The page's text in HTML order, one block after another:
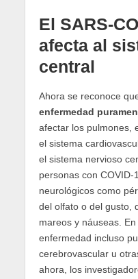
El SARS-
afecta al
central
Ahora se reconoce
enfermedad
afectar los pulmones,
el sistema
el sistema nervioso
personas con
neurológicos como
del olfato o del gusto,
mareos y náuseas.
enfermedad incluso
cerebrovascular u
ahora, los